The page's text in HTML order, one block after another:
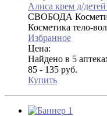
Алиса крем д/
СВОБОДА
Косметика тело-
Избранное
Цена:
Найдено в 5
85 - 135 руб.
Купить